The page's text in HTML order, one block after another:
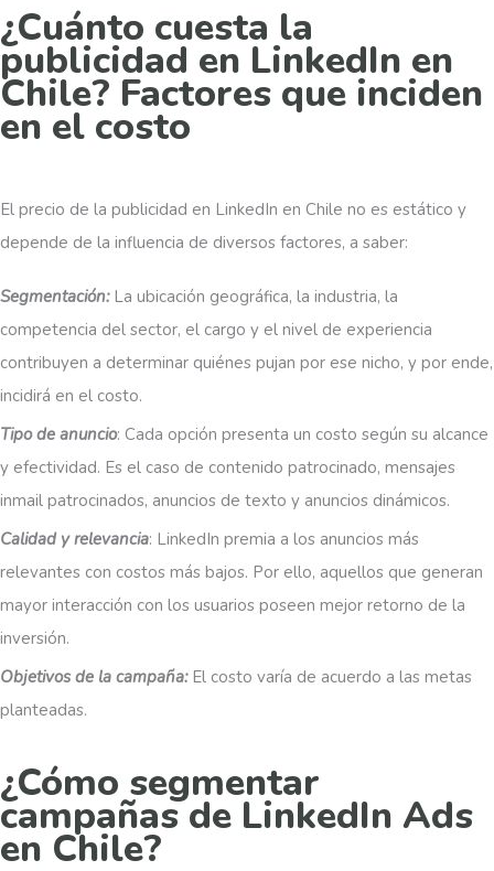
¿Cuánto cuesta la
publicidad en LinkedIn en
Chile? Factores que inciden
en el costo
El precio de la publicidad en LinkedIn en Chile no es estático y
depende de la influencia de diversos factores, a saber:
Segmentación: La ubicación geográfica, la industria, la
competencia del sector, el cargo y el nivel de experiencia
contribuyen a determinar quiénes pujan por ese nicho, y por ende,
incidirá en el costo.
Tipo de anuncio: Cada opción presenta un costo según su alcance
y efectividad. Es el caso de contenido patrocinado, mensajes
inmail patrocinados, anuncios de texto y anuncios dinámicos.
Calidad y relevancia: LinkedIn premia a los anuncios más
relevantes con costos más bajos. Por ello, aquellos que generan
mayor interacción con los usuarios poseen mejor retorno de la
inversión.
Objetivos de la campaña:El costo varía de acuerdo a las metas
planteadas.
¿Cómo segmentar
campañas de LinkedIn Ads
en Chile?